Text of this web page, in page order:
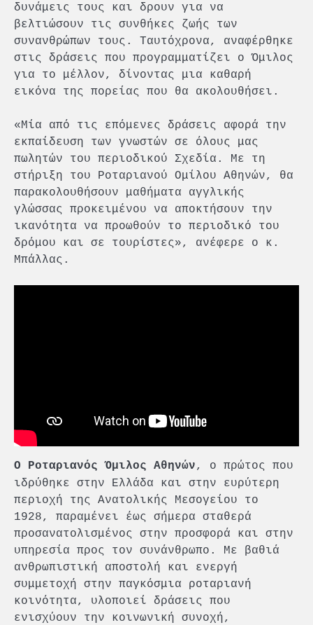
δυνάμεις τους και δρουν για να
βελτιώσουν τις συνθήκες ζωής των
συνανθρώπων τους. Ταυτόχρονα, αναφέρθηκε
στις δράσεις που προγραμματίζει ο Όμιλος
για το μέλλον, δίνοντας μια καθαρή
εικόνα της πορείας που θα ακολουθήσει.
«Μία από τις επόμενες δράσεις αφορά την
εκπαίδευση των γνωστών σε όλους μας
πωλητών του περιοδικού Σχεδία. Με τη
στήριξη του Ροταριανού Ομίλου Αθηνών, θα
παρακολουθήσουν μαθήματα αγγλικής
γλώσσας προκειμένου να αποκτήσουν την
ικανότητα να προωθούν το περιοδικό του
δρόμου και σε τουρίστες», ανέφερε ο κ.
Μπάλλας.
Ο Ροταριανός Όμιλος Αθηνών, ο πρώτος που
ιδρύθηκε στην Ελλάδα και στην ευρύτερη
περιοχή της Ανατολικής Μεσογείου το
1928, παραμένει έως σήμερα σταθερά
προσανατολισμένος στην προσφορά και στην
υπηρεσία προς τον συνάνθρωπο. Με βαθιά
ανθρωπιστική αποστολή και ενεργή
συμμετοχή στην παγκόσμια ροταριανή
κοινότητα, υλοποιεί δράσεις που
ενισχύουν την κοινωνική συνοχή,